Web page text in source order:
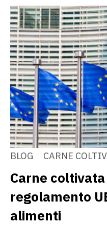
BLOG CARNE
Carne
regolamento
alimenti